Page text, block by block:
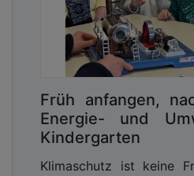
Früh anfangen,
Energie- und
Kindergarten
Klimaschutz ist keine